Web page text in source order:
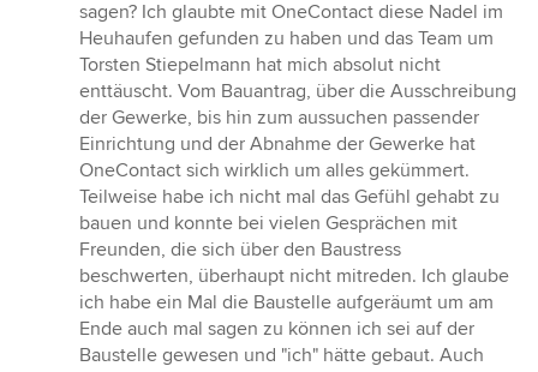
sagen? Ich glaubte mit OneContact diese Nadel im
Heuhaufen gefunden zu haben und das Team um
Torsten Stiepelmann hat mich absolut nicht
enttäuscht. Vom Bauantrag, über die Ausschreibung
der Gewerke, bis hin zum aussuchen passender
Einrichtung und der Abnahme der Gewerke hat
OneContact sich wirklich um alles gekümmert.
Teilweise habe ich nicht mal das Gefühl gehabt zu
bauen und konnte bei vielen Gesprächen mit
Freunden, die sich über den Baustress
beschwerten, überhaupt nicht mitreden. Ich glaube
ich habe ein Mal die Baustelle aufgeräumt um am
Ende auch mal sagen zu können ich sei auf der
Baustelle gewesen und "ich" hätte gebaut. Auch